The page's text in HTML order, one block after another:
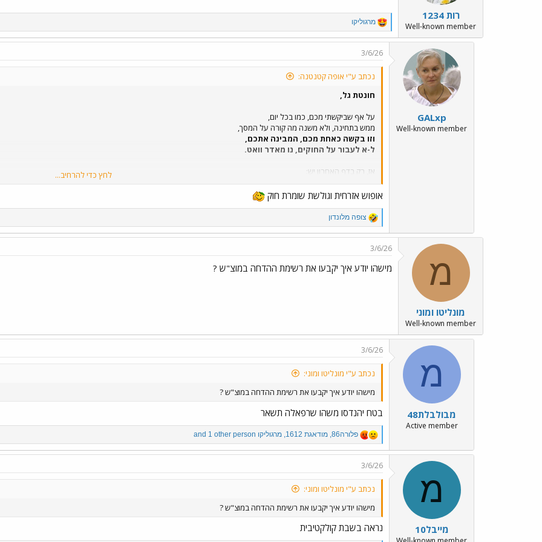
רות 1234
Well-known member
R
e
a
c
o
s
מרגוליקו
GALxp
Well-known member
3/6/26
נכתב ע"י אופה קטנטנה:
חונטת גל,
על אף שביקשתי מכם, כמו בכל יום,
ממש בתחינה, ולא משנה מה קורה על המסך,
וזו בקשה כאחת מכם, המבינה אתכם,
ל-א לעבור על החוקים, נו מאדר וואט.
אז, רק בדף האחרון יש:
ב. עירוב משפחות.
ג. היות ומרגו כתבה את זה כהערה, זה מכבר,
אז גם איזכור פוליטי.
ואני לא עושה לייק, על הודעות עם עבירה על החוקים,
מהטעם הפשוט:
לחץ כדי להרחיב...
אופוש אזרחית וגולשת שומרת חוק
R
e
a
i
o
צופה מלונדון
מ
מונליטו ומוני
Well-known member
3/6/26
מישהו יודע איך יקבעו את רשימת ההדחה במוצ"ש ?
מ
מבולבלת48
Active member
3/6/26
נכתב ע"י מונליטו ומוני:
מישהו יודע איך יקבעו את רשימת ההדחה במוצ"ש ?
בטח יהנדסו משהו שרפאלה תשאר
R
e
a
o
s
פלורה86 מודאגת 1612 מרגוליקו
מ
מייבל10
3/6/26
נכתב ע"י מונליטו ומוני:
מישהו יודע איך יקבעו את רשימת ההדחה במוצ"ש ?
נראה בשבת קולקטיבית